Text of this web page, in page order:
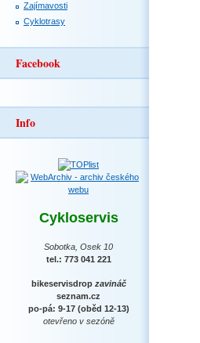
Zajímavosti
Cyklotrasy
Facebook
Info
Cykloservis
Sobotka, Osek 10
tel.: 773 041 221
bikeservisdrop zavináč
seznam.cz
po-pá: 9-17 (oběd 12-13)
otevřeno v sezóně